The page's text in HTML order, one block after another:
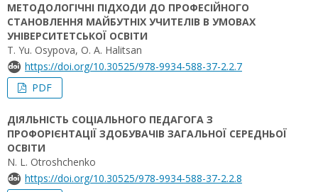
МЕТОДОЛОГІЧНІ ПІДХОДИ ДО ПРОФЕСІЙНОГО
СТАНОВЛЕННЯ МАЙБУТНІХ УЧИТЕЛІВ В УМОВАХ
УНІВЕРСИТЕТСЬКОЇ ОСВІТИ
T. Yu. Osypova, O. A. Halitsan
https://doi.org/10.30525/978-9934-588-37-2.2.7
PDF
ДІЯЛЬНІСТЬ СОЦІАЛЬНОГО ПЕДАГОГА З
ПРОФОРІЄНТАЦІЇ ЗДОБУВАЧІВ ЗАГАЛЬНОЇ СЕРЕДНЬОЇ
ОСВІТИ
N. L. Otroshchenko
https://doi.org/10.30525/978-9934-588-37-2.2.8